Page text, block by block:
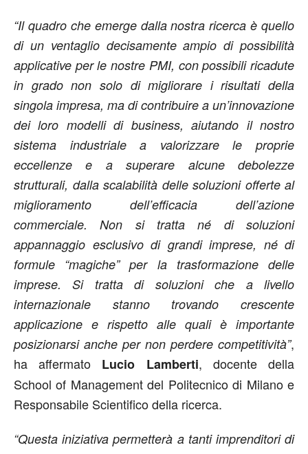
“Il quadro che emerge dalla nostra ricerca è quello
di un ventaglio decisamente ampio di possibilità
applicative per le nostre PMI, con possibili ricadute
in grado non solo di migliorare i risultati della
singola impresa, ma di contribuire a un’innovazione
dei loro modelli di business, aiutando il nostro
sistema industriale a valorizzare le proprie
eccellenze e a superare alcune debolezze
strutturali, dalla scalabilità delle soluzioni offerte al
miglioramento dell’efficacia dell’azione
commerciale. Non si tratta né di soluzioni
appannaggio esclusivo di grandi imprese, né di
formule “magiche” per la trasformazione delle
imprese. Si tratta di soluzioni che a livello
internazionale stanno trovando crescente
applicazione e rispetto alle quali è importante
posizionarsi anche per non perdere competitività”,
ha affermato Lucio Lamberti, docente della
School of Management del Politecnico di Milano e
Responsabile Scientifico della ricerca.
“Questa iniziativa permetterà a tanti imprenditori di